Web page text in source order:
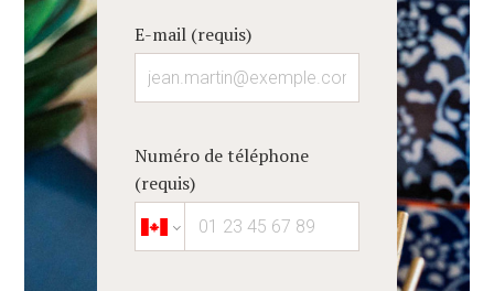
BIENVENUE
SERVICES
RÉALISATIONS
AVANT-APRÈS
E-mail (requis)
Numéro de téléphone
(requis)